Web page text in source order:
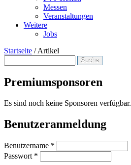
Messen
Veranstaltungen
Weitere
Jobs
Startseite /Artikel
Premiumsponsoren
Es sind noch keine Sponsoren verfügbar.
Benutzeranmeldung
Benutzername *
Passwort *